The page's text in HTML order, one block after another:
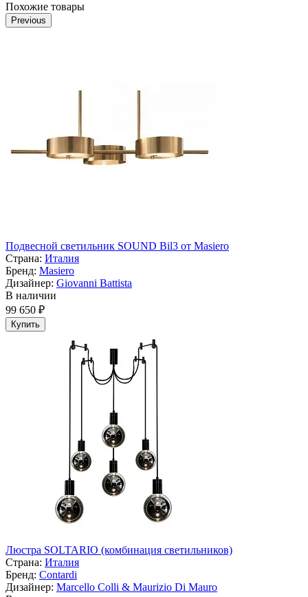
Похожие товары
Previous
Подвесной светильник SOUND Bil3 от Masiero
Страна: Италия
Бренд: Masiero
Дизайнер: Giovanni Battista
В наличии
99 650 ₽
Купить
Люстра SOLTARIO (комбинация светильников)
Страна: Италия
Бренд: Contardi
Дизайнер: Marcello Colli & Maurizio Di Mauro